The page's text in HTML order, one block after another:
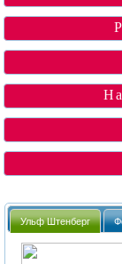
Ульф Штенберг